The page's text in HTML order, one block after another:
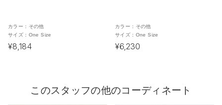
カラー： その他
サイズ： One Size
¥8,184
カラー： その他
サイズ： One Size
¥6,230
このスタッフの他のコーディネート